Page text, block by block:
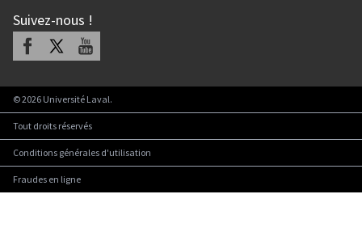
Suivez-nous !
Facebook Youtube
©2026 Université Laval.
Tout droits réservés
Conditions générales d'utilisation
Fraudes en ligne